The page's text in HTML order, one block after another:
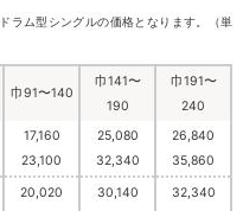
ラム型シングルの価格となります。（単
巾91〜140
巾141〜
190
巾191〜
240
17,160
23,100
25,080
32,340
26,840
35,860
20,020
30,140
32,340